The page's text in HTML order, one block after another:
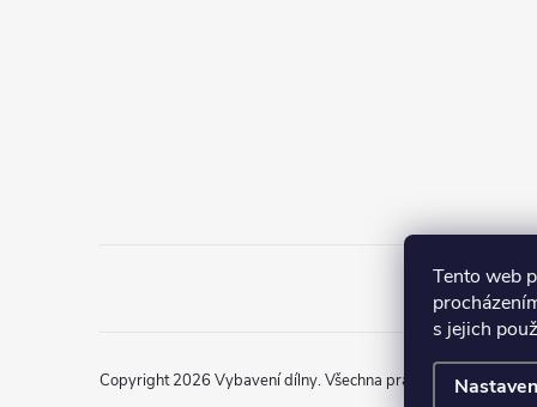
Tento web
s jejich
Copyright 2026 Vybavení dílny. Všechna práva vyhrazena.